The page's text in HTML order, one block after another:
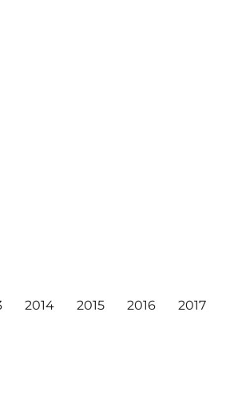
2014 2015 2016 2017